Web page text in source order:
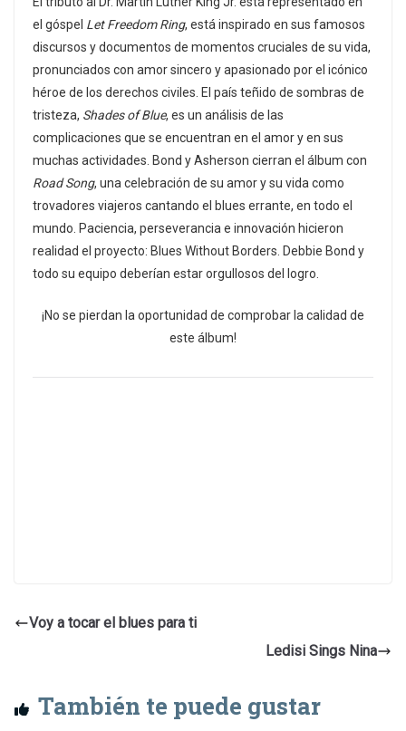
el góspel Let Freedom Ring, está inspirado en sus famosos
discursos y documentos de momentos cruciales de su vida,
pronunciados con amor sincero y apasionado por el icónico
héroe de los derechos civiles. El país teñido de sombras de
tristeza, Shades of Blue, es un análisis de las
complicaciones que se encuentran en el amor y en sus
muchas actividades. Bond y Asherson cierran el álbum con
Road Song, una celebración de su amor y su vida como
trovadores viajeros cantando el blues errante, en todo el
mundo. Paciencia, perseverancia e innovación hicieron
realidad el proyecto: Blues Without Borders. Debbie Bond y
todo su equipo deberían estar orgullosos del logro.
¡No se pierdan la oportunidad de comprobar la calidad de
este álbum!
Voy a tocar el blues para ti
Ledisi Sings Nina
También te puede gustar